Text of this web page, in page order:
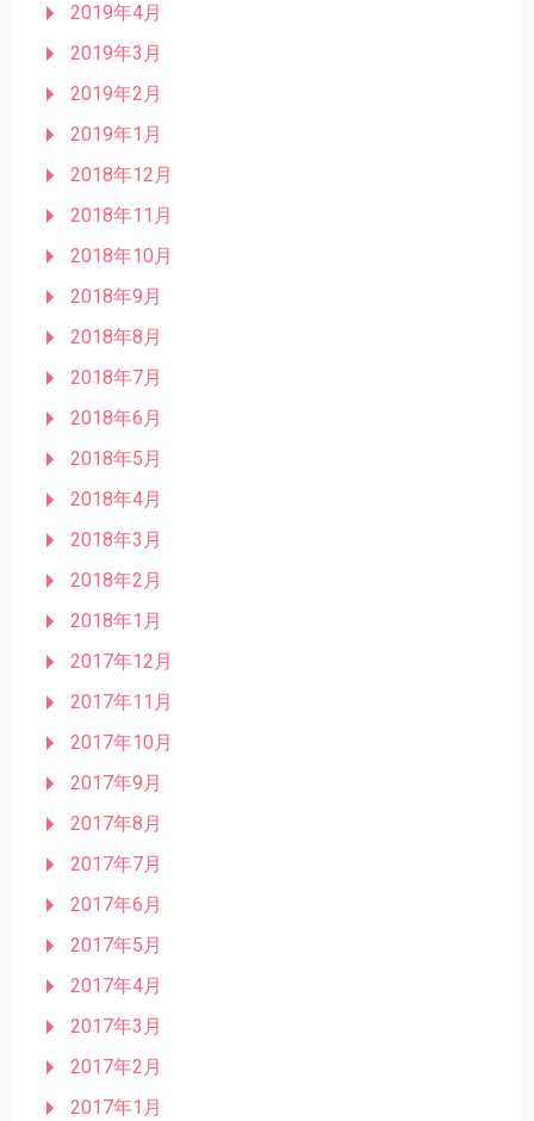
2019年4月
2019年3月
2019年2月
2019年1月
2018年12月
2018年11月
2018年10月
2018年9月
2018年8月
2018年7月
2018年6月
2018年5月
2018年4月
2018年3月
2018年2月
2018年1月
2017年12月
2017年11月
2017年10月
2017年9月
2017年8月
2017年7月
2017年6月
2017年5月
2017年4月
2017年3月
2017年2月
2017年1月